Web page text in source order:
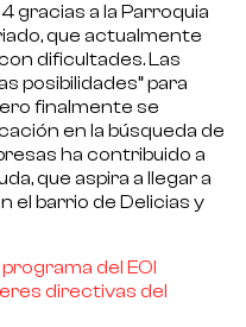
gracias a la Parroquia
que actualmente
dificultades. Las
posibilidades” para
finalmente se
en la búsqueda de
ha contribuido a
que aspira a llegar a
el barrio de Delicias y
programa del EOI
directivas del